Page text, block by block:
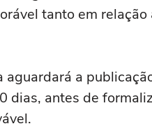
tanto em
aguardará a
dias, antes de